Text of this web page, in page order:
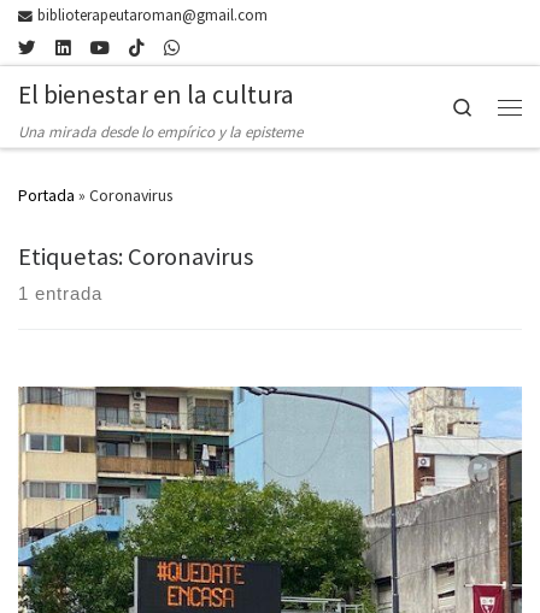
Skip to content
biblioterapeutaroman@gmail.com
El bienestar en la cultura
Una mirada desde lo empírico y la episteme
Search
Portada » Coronavirus
Etiquetas: Coronavirus
1 entrada